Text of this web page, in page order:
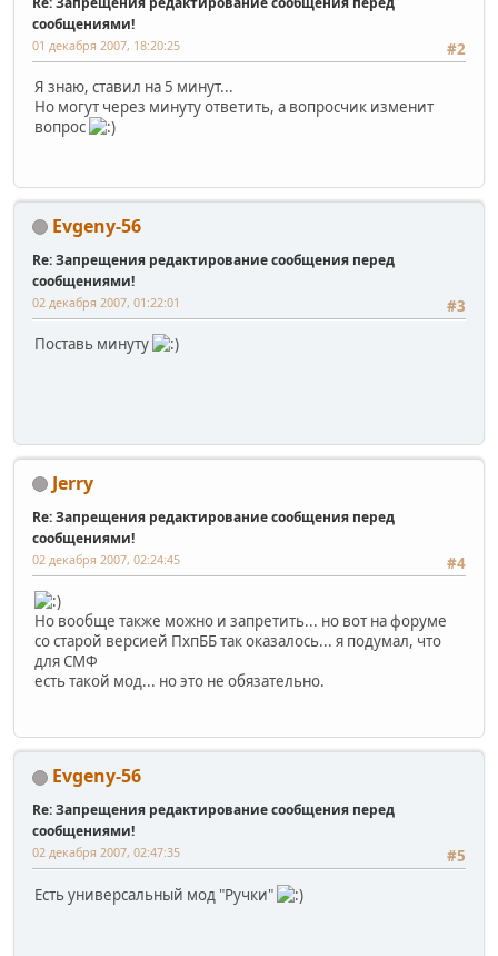
сообщениями!
#2
01 декабря 2007, 18:20:25
Я знаю, ставил на 5 минут...
Но могут через минуту ответить, а вопросчик изменит
вопрос
Evgeny-56
Re: Запрещения редактирование сообщения перед
сообщениями!
#3
02 декабря 2007, 01:22:01
Поставь минуту
Jerry
Re: Запрещения редактирование сообщения перед
сообщениями!
#4
02 декабря 2007, 02:24:45
Но вообще также можно и запретить... но вот на форуме
со старой версией ПхпББ так оказалось... я подумал, что
для СМФ
есть такой мод... но это не обязательно.
Evgeny-56
Re: Запрещения редактирование сообщения перед
сообщениями!
#5
02 декабря 2007, 02:47:35
Есть универсальный мод "Ручки"